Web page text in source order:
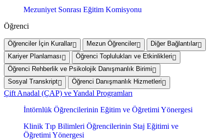
Mezuniyet Sonrası Eğitim Komisyonu
Öğrenci
Öğrenciler İçin Kurallar Mezun Öğrenciler
Diğer Bağlantılar
Kariyer Planlaması
Öğrenci Toplulukları ve Etkinlikleri
Öğrenci Rehberlik ve Psikolojik Danışmanlık Birimi
Sosyal Transkript
Öğrenci Danışmanlık Hizmetleri
Çift Anadal (ÇAP) ve Yandal Programları
İntörnlük Öğrencilerinin Eğitim ve Öğretimi Yönergesi
Klinik Tıp Bilimleri Öğrencilerinin Staj Eğitimi ve
Öğretimi Yönergesi